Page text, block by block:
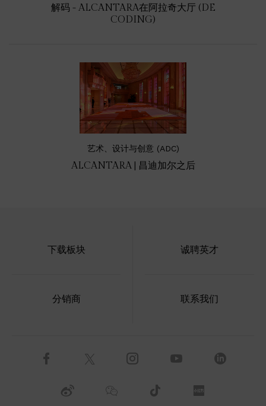
解码 - ALCANTARA在阿拉奇大厅 (DE
CODING)
艺术、设计与创意 (ADC)
ALCANTARA | 昌迪加尔之后
下载板块 诚聘英才
分销商 联系我们